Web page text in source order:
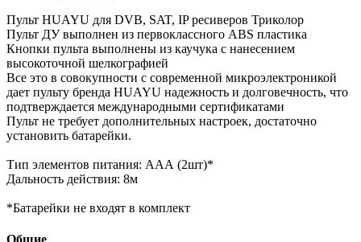
Пульт HUAYU для DVB, SAT, IP ресиверов Триколор
Пульт ДУ выполнен из первоклассного ABS пластика
Кнопки пульта выполнены из каучука с нанесением
высокоточной шелкографией
Все это в совокупности с современной микроэлектроникой
дает пульту бренда HUAYU надежность и долговечность, что
подтверждается международными сертификатами
Пульт не требует дополнительных настроек, достаточно
установить батарейки.
Тип элементов питания: ААА (2шт)*
Дальность действия: 8м
*Батарейки не входят в комплект